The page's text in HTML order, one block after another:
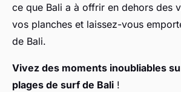
ce que Bali a à offrir en dehors des
vos planches et laissez-vous
de Bali.
Vivez des moments inoubliables
plages de surf de Bali !